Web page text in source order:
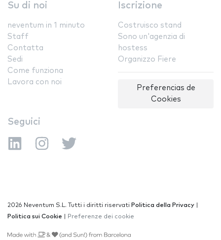
Su di noi
neventum in 1 minuto
Staff
Contatta
Sedi
Come funziona
Lavora con noi
Iscrizione
Costruisco stand
Sono un'agenzia di
hostess
Organizzo Fiere
Preferencias de
Cookies
Seguici
2026 Neventum S.L. Tutti i diritti riservati Politica della Privacy
Politica sui Cookie
Preferenze dei cookie